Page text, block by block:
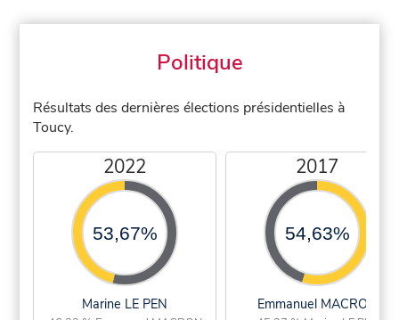
Politique
Résultats des dernières élections présidentielles à
Toucy.
2022
53,67%
Marine LE PEN
2017
54,63%
Emmanuel MACRON